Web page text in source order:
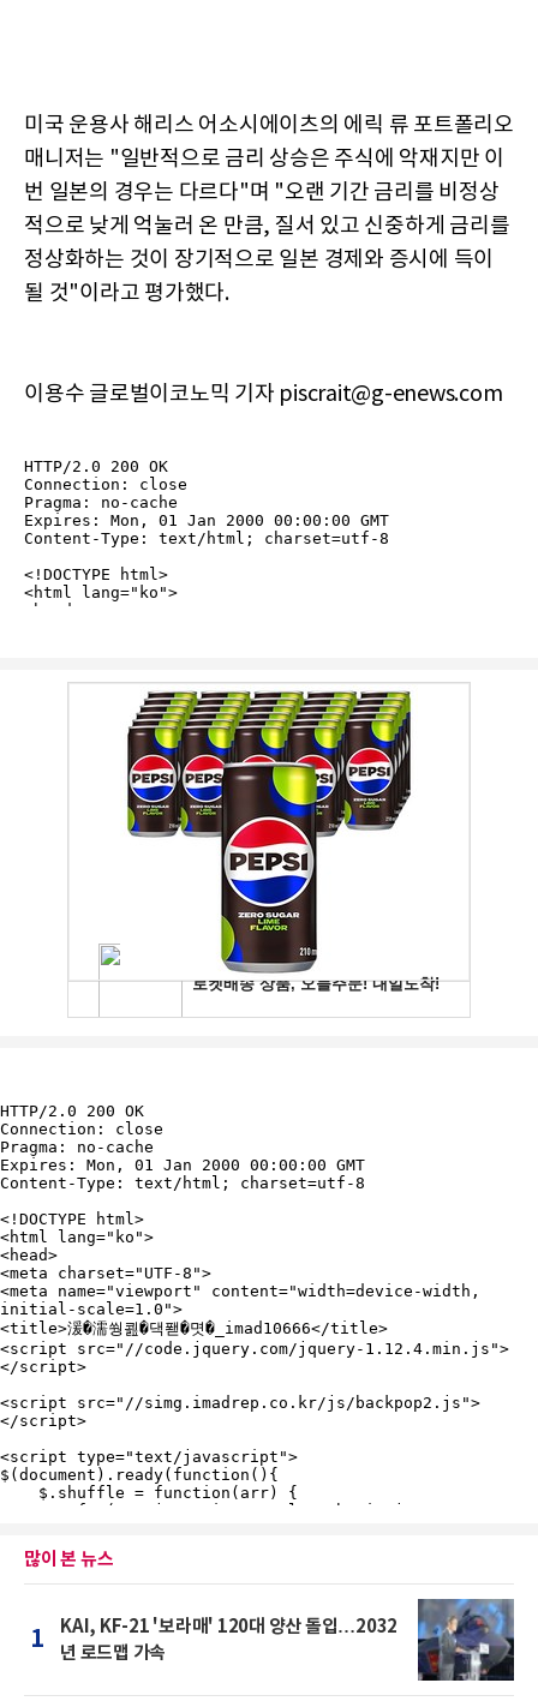
미국 운용사 해리스 어소시에이츠의 에릭 류 포트폴리오
매니저는 "일반적으로 금리 상승은 주식에 악재지만 이
번 일본의 경우는 다르다"며 "오랜 기간 금리를 비정상
적으로 낮게 억눌러 온 만큼, 질서 있고 신중하게 금리를
정상화하는 것이 장기적으로 일본 경제와 증시에 득이
될 것"이라고 평가했다.
이용수 글로벌이코노믹 기자 piscrait@g-enews.com
많이 본 뉴스
1
KAI, KF-21 '보라매' 120대 양산 돌입…2032
년 로드맵 가속